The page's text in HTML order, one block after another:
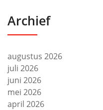
Archief
augustus 2026
juli 2026
juni 2026
mei 2026
april 2026